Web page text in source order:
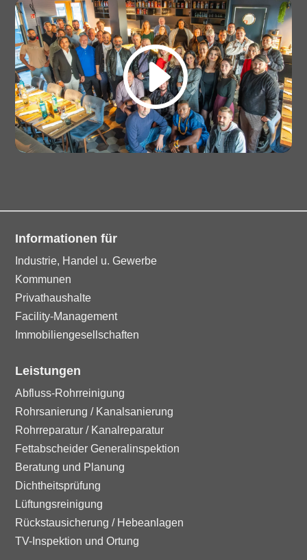
Informationen für
Industrie, Handel u. Gewerbe
Kommunen
Privathaushalte
Facility-Management
Immobiliengesellschaften
Leistungen
Abfluss-Rohrreinigung
Rohrsanierung / Kanalsanierung
Rohrreparatur / Kanalreparatur
Fettabscheider Generalinspektion
Beratung und Planung
Dichtheitsprüfung
Lüftungsreinigung
Rückstausicherung / Hebeanlagen
TV-Inspektion und Ortung